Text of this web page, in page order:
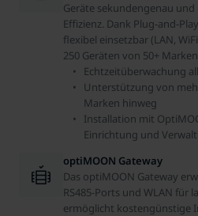
Geräte sekundengenau
Effizienz. Dank Plug-and-
flexibel einsetzbar (LAN,
250 Geräten von 50+
Echtzeitüberwachung
Unterstützung von
Marken hinweg
Installation mit
Einrichtung und
optiMOON Gateway
Das optiMOON Gateway
RS485-Ports und WLAN für
ermöglicht kostengünstige